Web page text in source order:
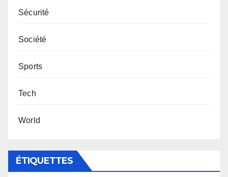
Sécurité
Société
Sports
Tech
World
ÉTIQUETTES